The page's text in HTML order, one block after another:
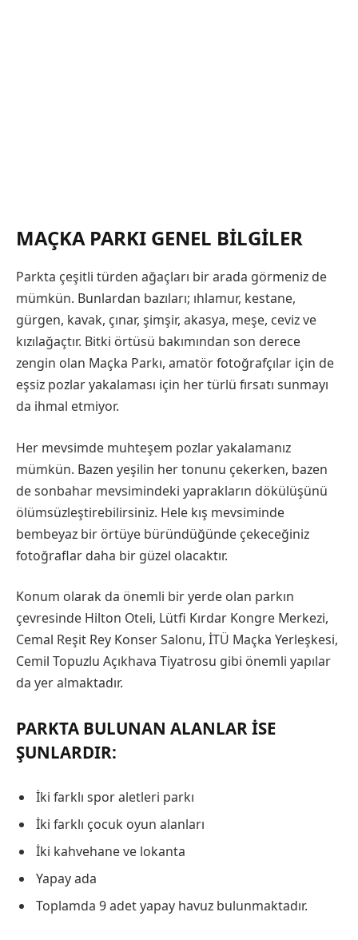
MAÇKA PARKI GENEL BILGILER
Parkta çeşitli türden ağaçları bir arada görmeniz de
mümkün. Bunlardan bazıları; ıhlamur, kestane,
gürgen, kavak, çınar, şimşir, akasya, meşe, ceviz ve
kızılağaçtır. Bitki örtüsü bakımından son derece
zengin olan Maçka Parkı, amatör fotoğrafçılar için de
eşsiz pozlar yakalaması için her türlü fırsatı sunmayı
da ihmal etmiyor.
Her mevsimde muhteşem pozlar yakalamanız
mümkün. Bazen yeşilin her tonunu çekerken, bazen
de sonbahar mevsimindeki yaprakların dökülüşünü
ölümsüzleştirebilirsiniz. Hele kış mevsiminde
bembeyaz bir örtüye büründüğünde çekeceğiniz
fotoğraflar daha bir güzel olacaktır.
Konum olarak da önemli bir yerde olan parkın
çevresinde Hilton Oteli, Lütfi Kırdar Kongre Merkezi,
Cemal Reşit Rey Konser Salonu, İTÜ Maçka Yerleşkesi,
Cemil Topuzlu Açıkhava Tiyatrosu gibi önemli yapılar
da yer almaktadır.
PARKTA BULUNAN ALANLAR ISE
ŞUNLARDIR:
İki farklı spor aletleri parkı
İki farklı çocuk oyun alanları
İki kahvehane ve lokanta
Yapay ada
Toplamda 9 adet yapay havuz bulunmaktadır.